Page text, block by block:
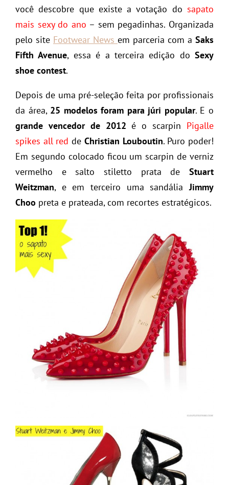
você descobre que existe a votação do sapato
mais sexy do ano – sem pegadinhas. Organizada
pelo site Footwear News em parceria com a Saks
Fifth Avenue, essa é a terceira edição do Sexy
shoe contest.
Depois de uma pré-seleção feita por profissionais
da área, 25 modelos foram para júri popular. E o
grande vencedor de 2012 é o scarpin Pigalle
spikes all red de Christian Louboutin. Puro poder!
Em segundo colocado ficou um scarpin de verniz
vermelho e salto stiletto prata de Stuart
Weitzman, e em terceiro uma sandáliaJimmy
Choo preta e prateada, com recortes estratégicos.